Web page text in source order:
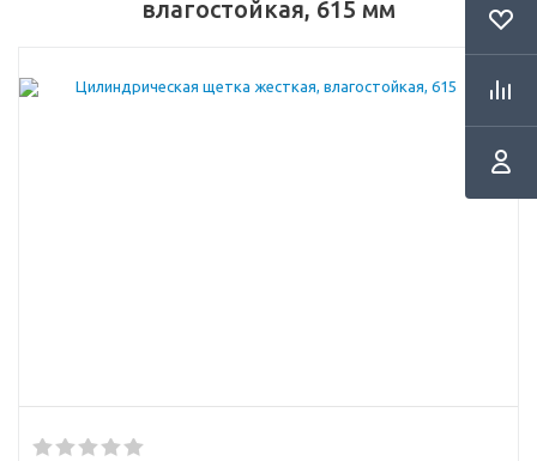
влагостойкая, 615 мм